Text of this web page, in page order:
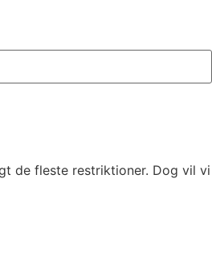
de fleste restriktioner. Dog vil vi